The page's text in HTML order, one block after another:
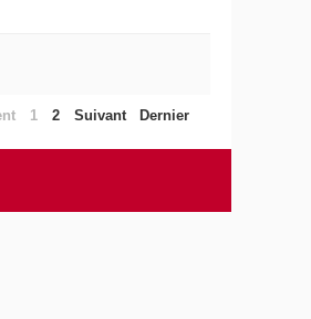
1 2 Suivant Dernier